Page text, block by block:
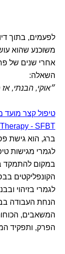
לפעמים, בתוך
משוכנע שהוא
אחרי שנים של
השאלה:
״אוקי, הבנתי,
Therapy - SFBT)
ברג, הוא גישת
לגמרי מגישות
במקום להתמקד
לגמרי בזיהוי
הנחת העבודה
המשאבים,
הפרק, ותפקיד